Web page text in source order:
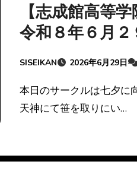
【志成館高等
令和８年６月２
（月） 野菜だ
だったり）
SISEIKAN 2026年6月29日
本日のサークルは七夕に向けて、お隣の味噌
天神にて笹を取りにい…